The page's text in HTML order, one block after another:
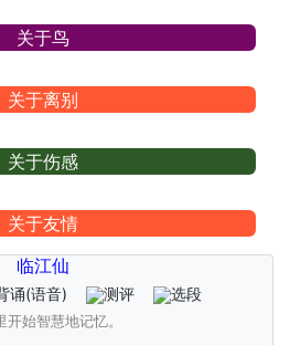
关于鸟
关于离别
关于伤感
关于友情
临江仙
诵(语音) 测评 选段
开始智慧地记忆。